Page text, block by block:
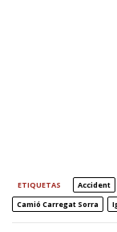
ETIQUETAS Accident
Camió Carregat Sorra